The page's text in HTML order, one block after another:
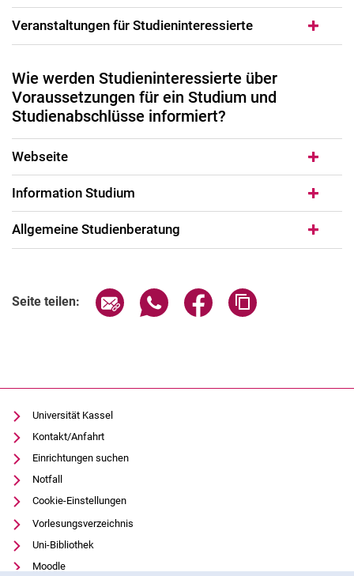
Im Studium
Abschlussphase
Veranstaltungen für Studieninteressierte
Wie werden Studieninteressierte über
Voraussetzungen für ein Studium und
Studienabschlüsse informiert?
Webseite
Information Studium
Allgemeine Studienberatung
Seite teilen: Seite über E-Mail teilen
Seite über WhatsApp teilen
Seite über Facebook
Universität Kassel
Kontakt/Anfahrt
Einrichtungen suchen
Notfall
Cookie-Einstellungen
Vorlesungsverzeichnis
Uni-Bibliothek
Moodle